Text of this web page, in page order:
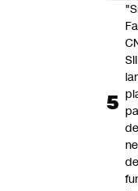
SII
de